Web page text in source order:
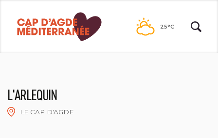
contenu
25°C
L'ARLEQUIN
LE CAP D'AGDE